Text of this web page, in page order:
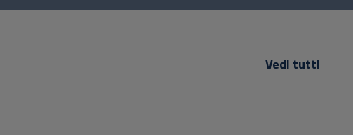
Vedi tutti